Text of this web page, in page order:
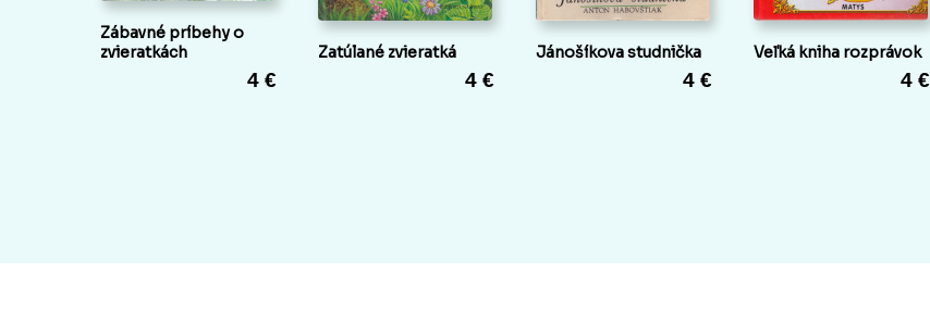
Zábavné príbehy o
zvieratkách
4 €
Zatúlané zvieratká
4 €
Jánošíkova studnička
4 €
Veľká kniha rozprávok
4 €